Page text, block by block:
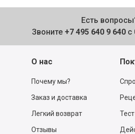
Есть
Звоните +7 495 640 9 640 с
О нас
Почему мы?
Заказ и доставка
Легкий возврат
Отзывы